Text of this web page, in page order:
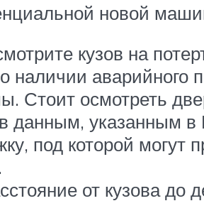
новой
кузов на
наличии аварийного
Стоит осмотреть
данным, указанным
под которой могут
от кузова до